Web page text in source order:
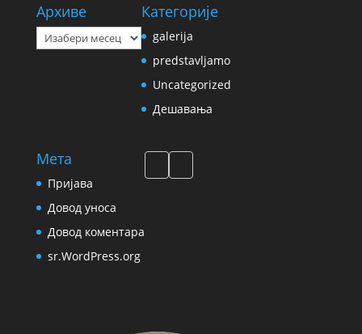
Архиве
Архиве
Категорије
galerija
predstavljamo
Uncategorized
Дешавања
Мета
Пријава
Довод уноса
Довод коментара
sr.WordPress.org